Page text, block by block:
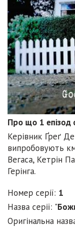
Про що 1 епізод
Керівник Ґреґ
випробовують
Вегаса, Кетрін
Герінга.
Номер серії: 1
Назва серії: "
Оригінальна